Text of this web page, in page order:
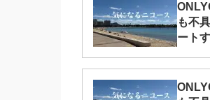
も不
ート